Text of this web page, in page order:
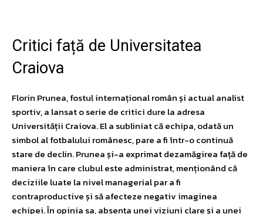
Critici față de Universitatea
Craiova
Florin Prunea, fostul internațional român și actual analist
sportiv, a lansat o serie de critici dure la adresa
Universității Craiova. El a subliniat că echipa, odată un
simbol al fotbalului românesc, pare a fi într-o continuă
stare de declin. Prunea și-a exprimat dezamăgirea față de
maniera în care clubul este administrat, menționând că
deciziile luate la nivel managerial par a fi
contraproductive și să afecteze negativ imaginea
echipei. În opinia sa, absența unei viziuni clare și a unei